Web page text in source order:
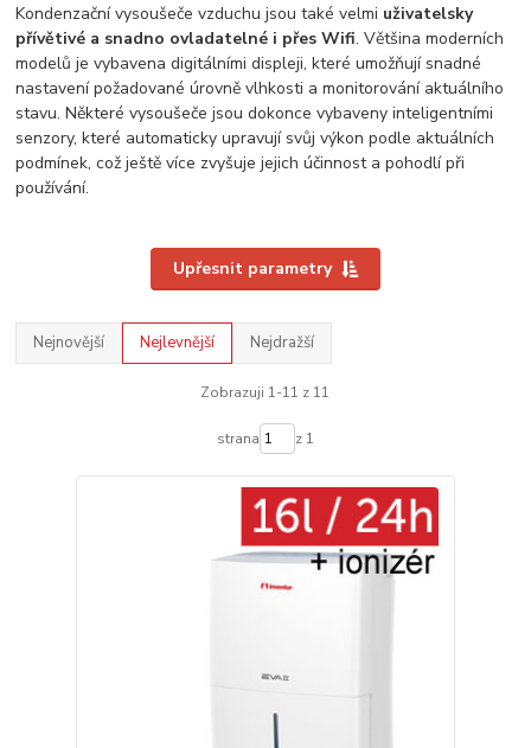
Kondenzační vysoušeče vzduchu jsou také velmi uživatelsky
přívětivé a snadno ovladatelné i přes Wifi. Většina moderních
modelů je vybavena digitálními displeji, které umožňují snadné
nastavení požadované úrovně vlhkosti a monitorování aktuálního
stavu. Některé vysoušeče jsou dokonce vybaveny inteligentními
senzory, které automaticky upravují svůj výkon podle aktuálních
podmínek, což ještě více zvyšuje jejich účinnost a pohodlí při
používání.
Upřesnit parametry
Nejnovější Nejlevnější Nejdražší
Zobrazuji 1-11 z 11
strana z 1